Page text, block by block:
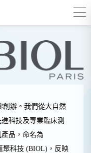
創辦。我們從大自然
科技及專業臨床測
品，命名為
聚科技 (BIOL)，反映